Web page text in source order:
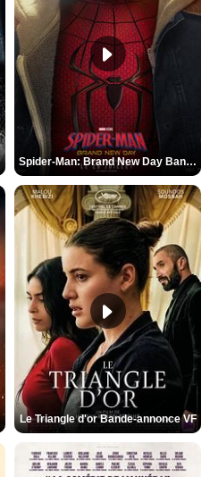
Spider-Man: Brand New Day Bande-annonce VO STFR
Le Triangle d'or Bande-annonce VF